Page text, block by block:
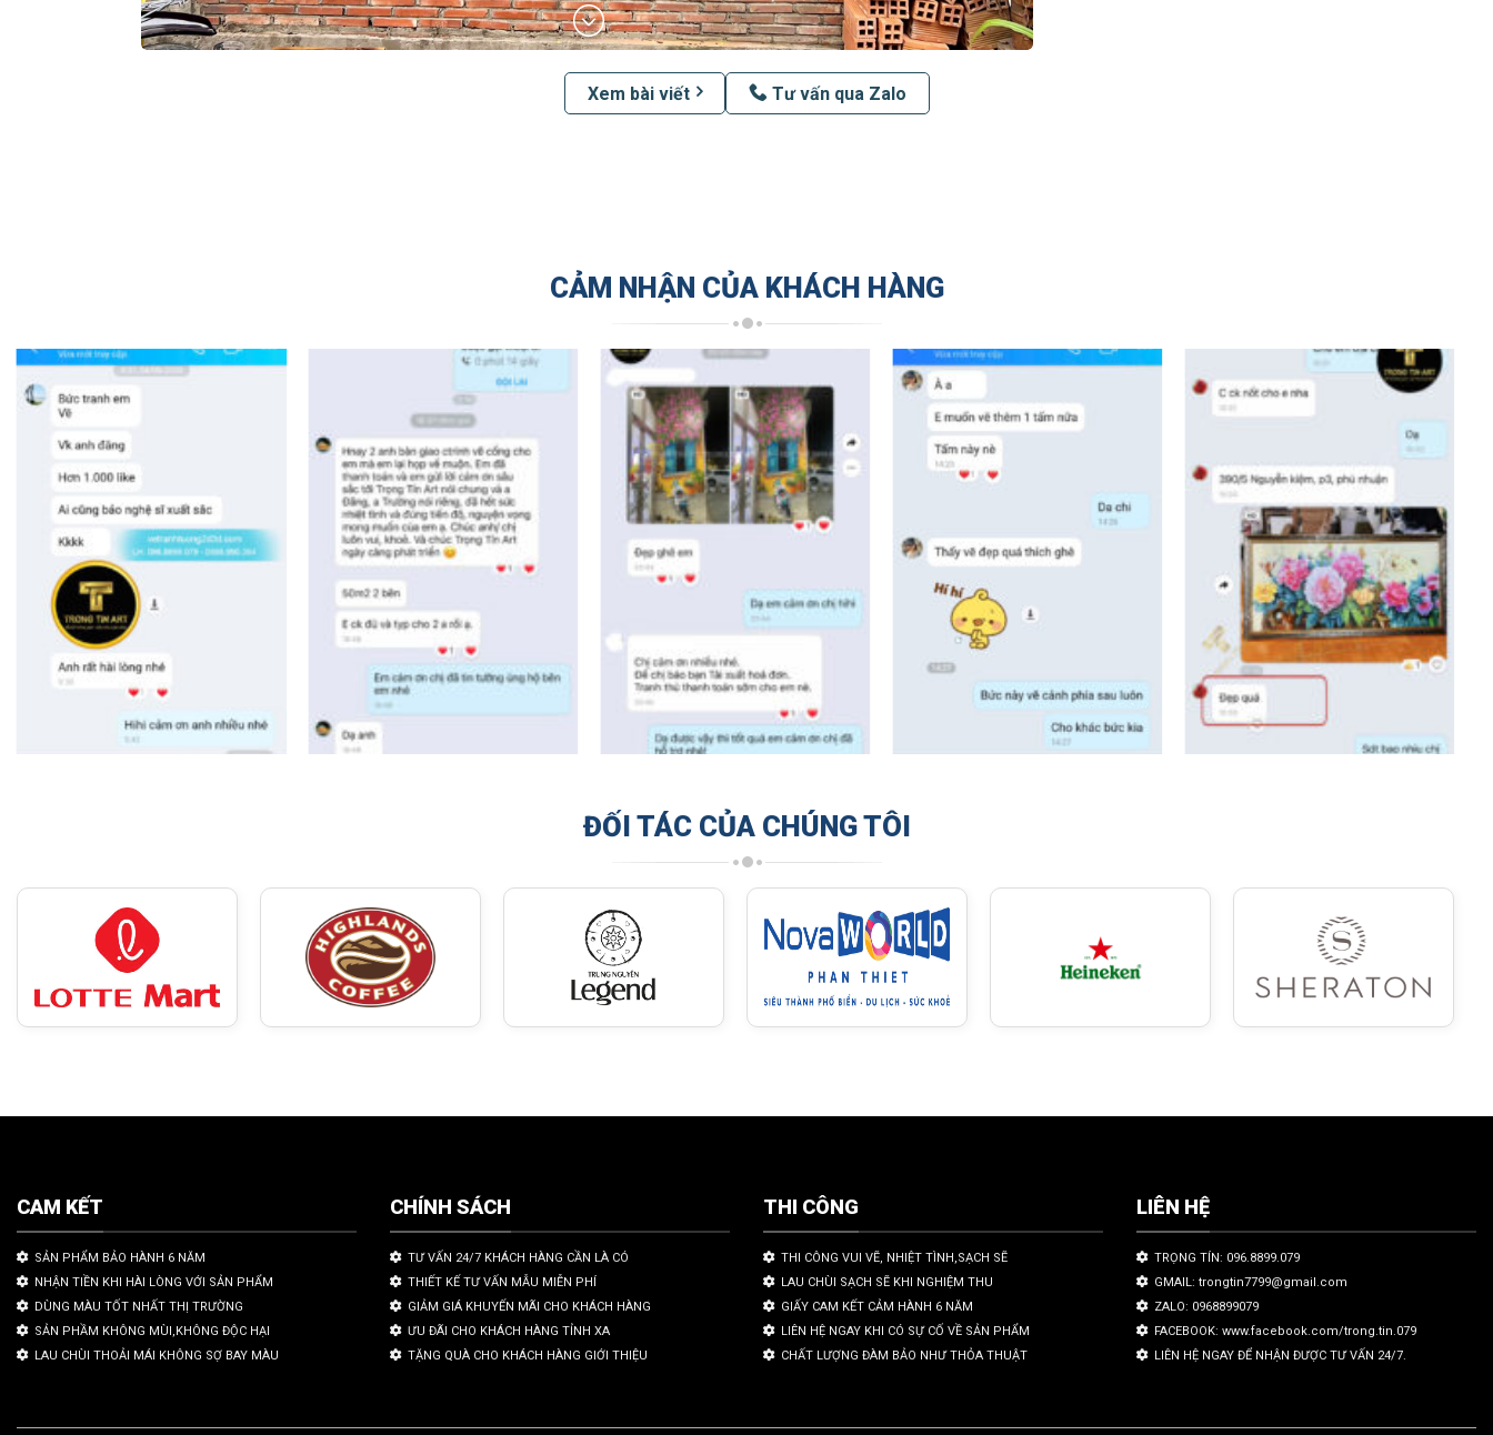
Xem bài viết Tư vấn qua Zalo
CẢM NHẬN CỦA KHÁCH HÀNG
ĐỐI TÁC CỦA CHÚNG TÔI
CAM KẾT
SẢN PHẨM BẢO HÀNH 6 NĂM
NHẬN TIỀN KHI HÀI LÒNG VỚI SẢN PHẨM
DÙNG MÀU TỐT NHẤT THỊ TRƯỜNG
SẢN PHẦM KHÔNG MÙI,KHÔNG ĐỘC HẠI
LAU CHÙI THOẢI MÁI KHÔNG SỢ BAY MÀU
CHÍNH SÁCH
TƯ VẤN 24/7 KHÁCH HÀNG CẦN LÀ CÓ
THIẾT KẾ TƯ VẤN MẪU MIỄN PHÍ
GIẢM GIÁ KHUYẾN MÃI CHO KHÁCH HÀNG
ƯU ĐÃI CHO KHÁCH HÀNG TỈNH XA
TẶNG QUÀ CHO KHÁCH HÀNG GIỚI THIỆU
THI CÔNG
THI CÔNG VUI VẼ, NHIỆT TÌNH,SẠCH SẼ
LAU CHÙI SẠCH SẼ KHI NGHIỆM THU
GIẤY CAM KẾT CẢM HÀNH 6 NĂM
LIÊN HỆ NGAY KHI CÓ SỰ CỐ VỀ SẢN PHẨM
CHẤT LƯỢNG ĐÀM BẢO NHƯ THỎA THUẬT
LIÊN HỆ
TRỌNG TÍN: 096.8899.079
GMAIL: trongtin7799@gmail.com
ZALO: 0968899079
FACEBOOK: www.facebook.com/trong.tin.079
LIÊN HỆ NGAY ĐỂ NHẬN ĐƯỢC TƯ VẤN 24/7.